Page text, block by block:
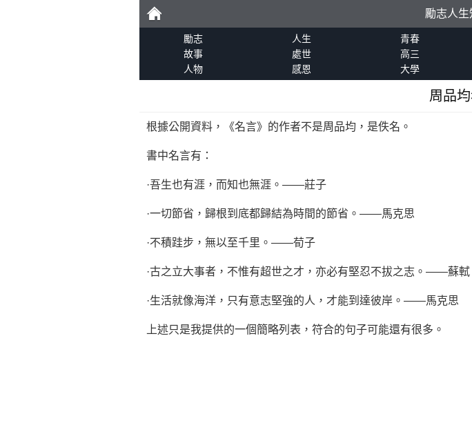
勵
勵志人
勵志 人生 青春
故事
處世 高三
人物
感恩 大學
周品
根據公開資料，《名言》的作者不是周品均，是佚名。
書中名言有：
·吾生也有涯，而知也無涯。——莊子
·一切節省，歸根到底都歸結為時間的節省。——馬克思
·不積跬步，無以至千里。——荀子
·古之立大事者，不惟有超世之才，亦必有堅忍不拔之志。——蘇軾
·生活就像海洋，只有意志堅強的人，才能到達彼岸。——馬克思
上述只是我提供的一個簡略列表，符合的句子可能還有很多。